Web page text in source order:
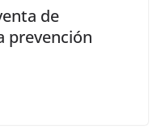
de
prevención